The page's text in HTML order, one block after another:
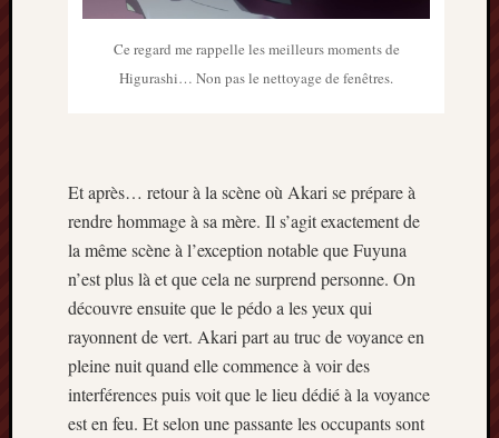
Ce regard me rappelle les meilleurs moments de
Higurashi… Non pas le nettoyage de fenêtres.
Et après… retour à la scène où Akari se prépare à
rendre hommage à sa mère. Il s’agit exactement de
la même scène à l’exception notable que Fuyuna
n’est plus là et que cela ne surprend personne. On
découvre ensuite que le pédo a les yeux qui
rayonnent de vert. Akari part au truc de voyance en
pleine nuit quand elle commence à voir des
interférences puis voit que le lieu dédié à la voyance
est en feu. Et selon une passante les occupants sont